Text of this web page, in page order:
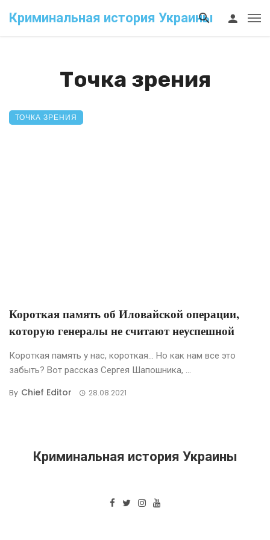
Криминальная история Украины
Точка зрения
ТОЧКА ЗРЕНИЯ
Короткая память об Иловайской операции,
которую генералы не считают неуспешной
Короткая память у нас, короткая… Но как нам все это
забыть? Вот рассказ Сергея Шапошника, ...
By Chief Editor 28.08.2021
Криминальная история Украины